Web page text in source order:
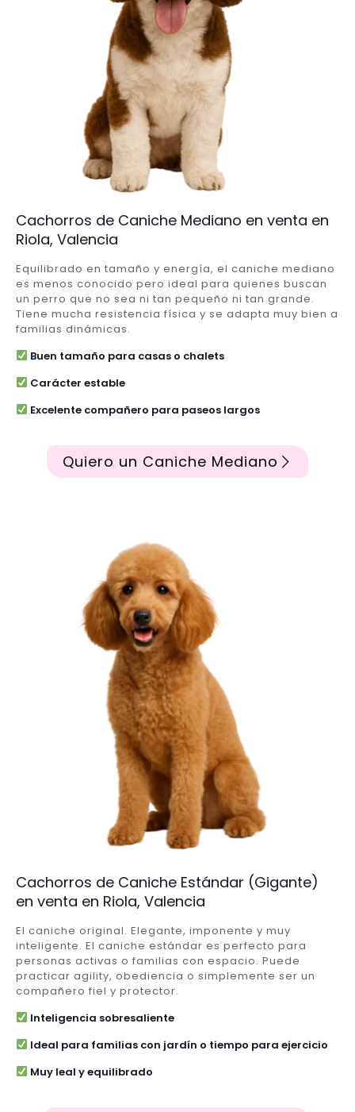
Cachorros de Caniche Mediano en venta en
Riola, Valencia
Equilibrado en tamaño y energía, el caniche mediano
es menos conocido pero ideal para quienes buscan
un perro que no sea ni tan pequeño ni tan grande.
Tiene mucha resistencia física y se adapta muy bien a
familias dinámicas.
Buen tamaño para casas o chalets
Carácter estable
Excelente compañero para paseos largos
Quiero un Caniche Mediano
Cachorros de Caniche Estándar (Gigante)
en venta en Riola, Valencia
El caniche original. Elegante, imponente y muy
inteligente. El caniche estándar es perfecto para
personas activas o familias con espacio. Puede
practicar agility, obediencia o simplemente ser un
compañero fiel y protector.
Inteligencia sobresaliente
Ideal para familias con jardín o tiempo para ejercicio
Muy leal y equilibrado